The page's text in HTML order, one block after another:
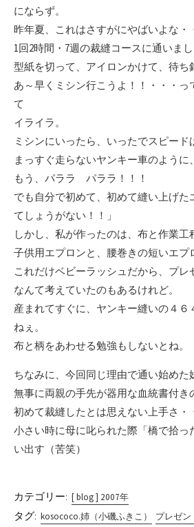
にならず。
昨年夏、これはさすがにやばいよな・
1回2時間・7週の裁縫コースに通いまし
型紙を切って、アイロンかけて、待ち
あ～早くミシン行こうよ！！・・・っ
て
イライラ。
ミシンにいったら、いったでスピード
まっすぐ走らないヤンキー車のように
もう、パララ パララ！！！
でも自分で初めて、初めて縫い上げた
てしょうがない！！」
しかし、私が作ったのは、布と作業工
子供用エプロンと、腰巻きの短いエプ
これだけベビーラッシュだから、プレ
なんて考えていたのもあるけれど。
産まれてすぐに、ヤンキー縫いの４６
ねぇ。
布と柄をあわせる勉強もしないとね。
ちなみに、今回同じ理由で通い始めた
無事に両親の手先が器用な血統書付き
初めて裁縫したとは思えない上手さ・
小さい時に母に叱られた際「橋で拾っ
い出す（苦笑）
カテゴリー: [ blog ] 2007年
タグ: kosococo.姉（小磯ふきこ） プレゼン